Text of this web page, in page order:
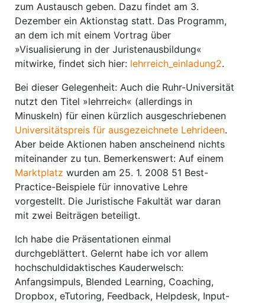
zum Austausch geben. Dazu findet am 3.
Dezember ein Aktionstag statt. Das Programm,
an dem ich mit einem Vortrag über
»Visualisierung in der Juristenausbildung«
mitwirke, findet sich hier: lehrreich_einladung2.
Bei dieser Gelegenheit: Auch die Ruhr-Universität
nutzt den Titel »lehrreich« (allerdings in
Minuskeln) für einen kürzlich ausgeschriebenen
Universitätspreis für ausgezeichnete Lehrideen.
Aber beide Aktionen haben anscheinend nichts
miteinander zu tun. Bemerkenswert: Auf einem
Marktplatz wurden am 25. 1. 2008 51 Best-
Practice-Beispiele für innovative Lehre
vorgestellt. Die Juristische Fakultät war daran
mit zwei Beiträgen beteiligt.
Ich habe die Präsentationen einmal
durchgeblättert. Gelernt habe ich vor allem
hochschuldidaktisches Kauderwelsch:
Anfangsimpuls, Blended Learning, Coaching,
Dropbox, eTutoring, Feedback, Helpdesk, Input-